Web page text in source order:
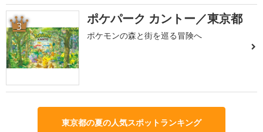
3 ポケパーク カントー／東京都
ポケモンの森と街を巡る冒険へ
東京都の夏の人気スポットランキング